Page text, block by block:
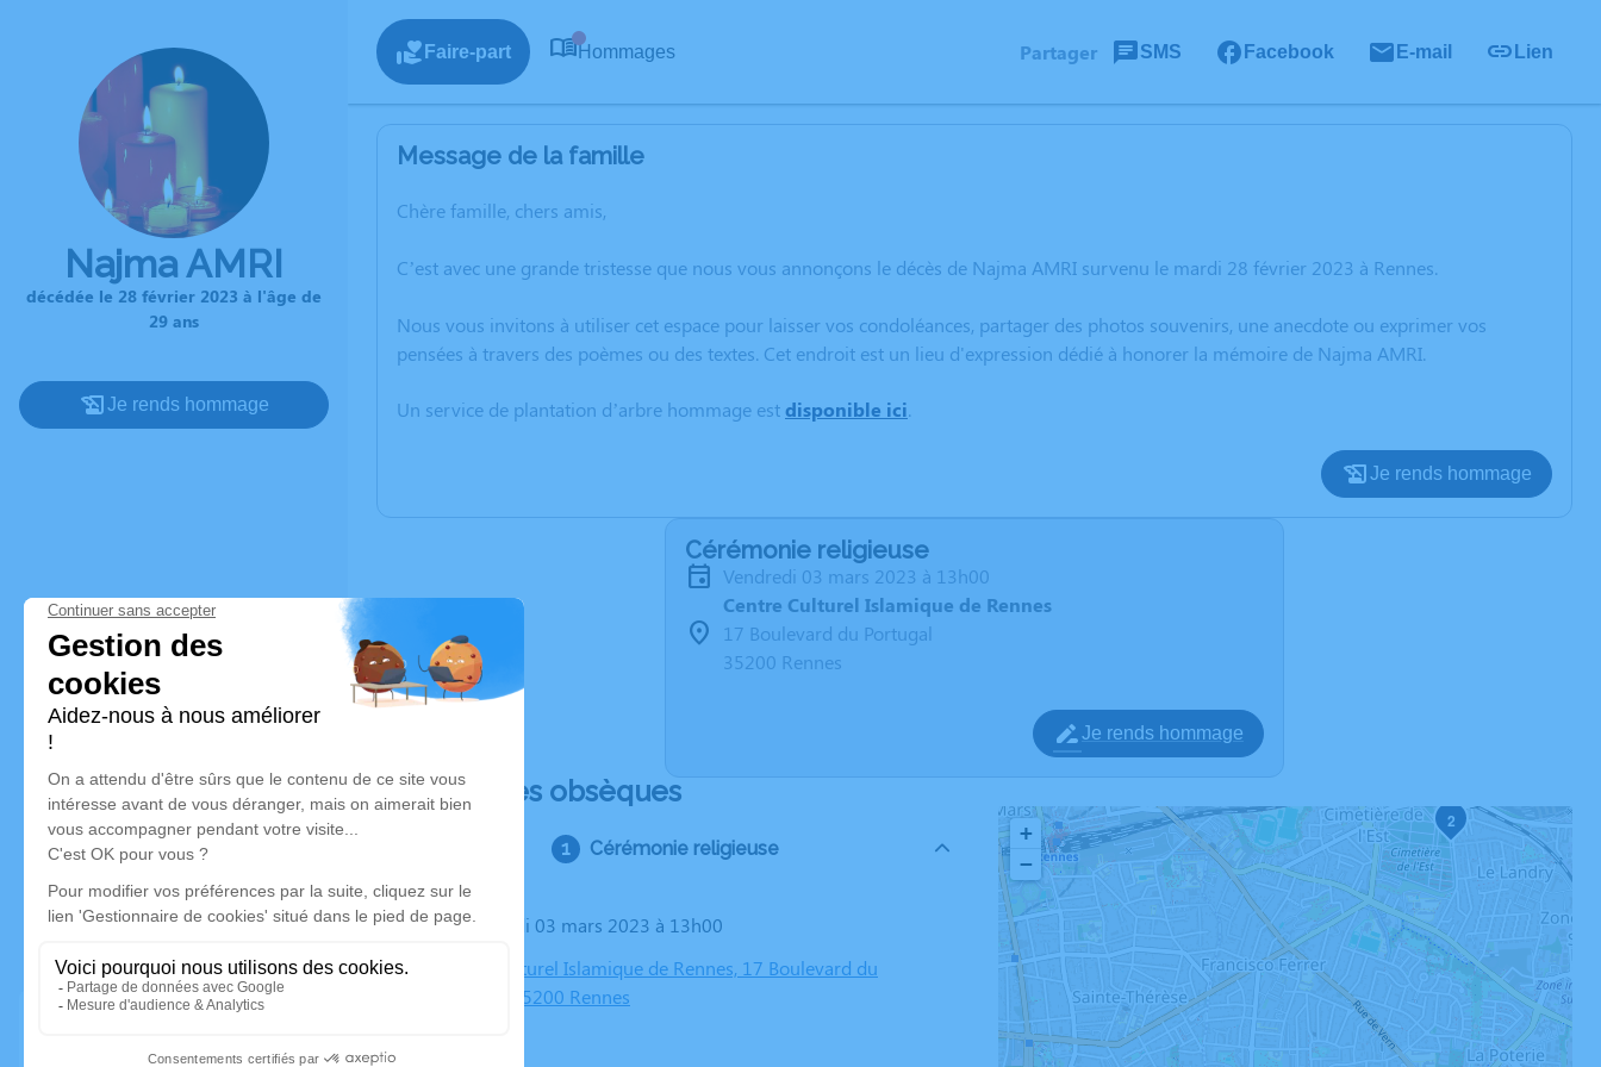
Najma AMRI
décédée le 28 février 2023 à l'âge de
29 ans
Je rends hommage
Faire-part Hommages Partager SMS Facebook E-mail Lien
Message de la famille
Chère famille, chers amis,
C’est avec une grande tristesse que nous vous annonçons le décès de Najma AMRI survenu le mardi 28 février 2023 à Rennes.
Nous vous invitons à utiliser cet espace pour laisser vos condoléances, partager des photos souvenirs, une anecdote ou exprimer vos
pensées à travers des poèmes ou des textes. Cet endroit est un lieu d'expression dédié à honorer la mémoire de Najma AMRI.
Un service de plantation d’arbre hommage estdisponible ici.
Je rends hommage
Cérémonie religieuse
vendredi 03 mars 2023 à 13h00
Centre Culturel Islamique de Rennes
17 Boulevard du Portugal
35200 Rennes
Je rends hommage
Déroulé des obsèques
Cérémonie religieuse
Le vendredi 03 mars 2023 à 13h00
Centre Culturel Islamique de Rennes, 17 Boulevard du
Portugal, 35200 Rennes
2
+
−